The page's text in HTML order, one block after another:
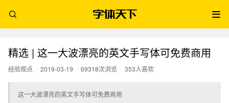
精选 | 这一大波漂亮的英文手写体可免费商用
经验观点 2019-03-19 69318次浏览 353人喜欢
这一大波漂亮的英文手写体可免费商用